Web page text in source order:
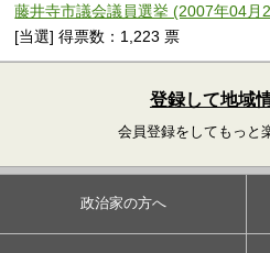
藤井寺市議会議員選挙 (2007年04月
[当選] 得票数：1,223 票
登録して地域
会員登録をしてもっと
政治家の方へ